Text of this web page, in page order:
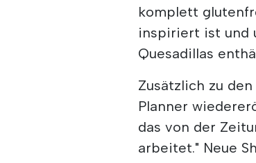
komplett
inspiriert ist und
Quesadillas
Zusätzlich zu
Planner
das von der
arbeitet." Neue